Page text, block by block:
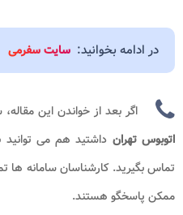
در ادامه بخوانید: سایت سفرمی
اگر بعد از خواندن این
اتوبوس تهران داشتید هم می توانید
تماس بگیرید. کارشناسان سامانه ها
ممکن پاسخگو هستند.